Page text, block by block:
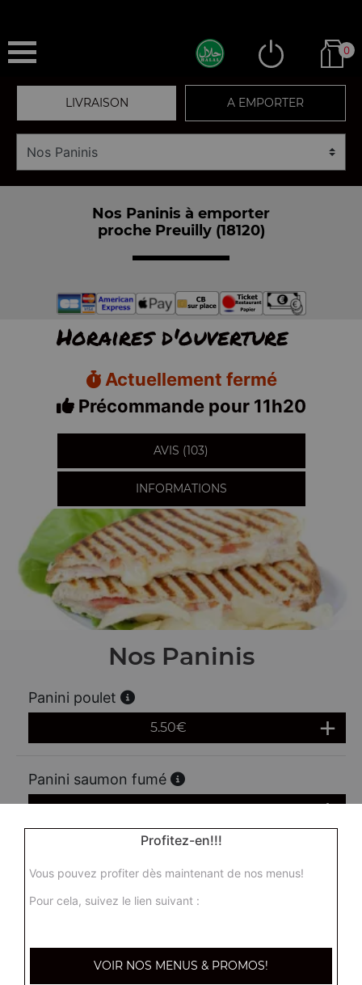
0
LIVRAISON A EMPORTER
Nos Paninis à emporter
proche Preuilly (18120)
Horaires d'ouverture
Actuellement fermé
Précommande pour 11h20
AVIS (103)
INFORMATIONS
Nos Paninis
Panini poulet
5.50€
Panini saumon fumé
5.50€
5.50€
Profitez-en!!!
Vous pouvez profiter dès maintenant de nos menus!
Pour cela, suivez le lien suivant :
VOIR NOS MENUS & PROMOS!